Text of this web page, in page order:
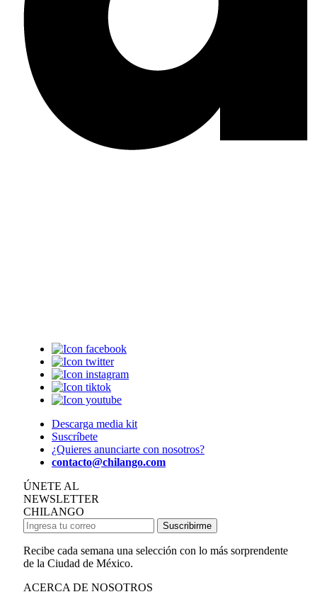
Descarga media kit
Suscríbete
¿Quieres anunciarte con nosotros?
contacto@chilango.com
ÚNETE AL
NEWSLETTER
CHILANGO
Suscribirme
Recibe cada semana una selección con lo más sorprendente
de la Ciudad de México.
ACERCA DE NOSOTROS